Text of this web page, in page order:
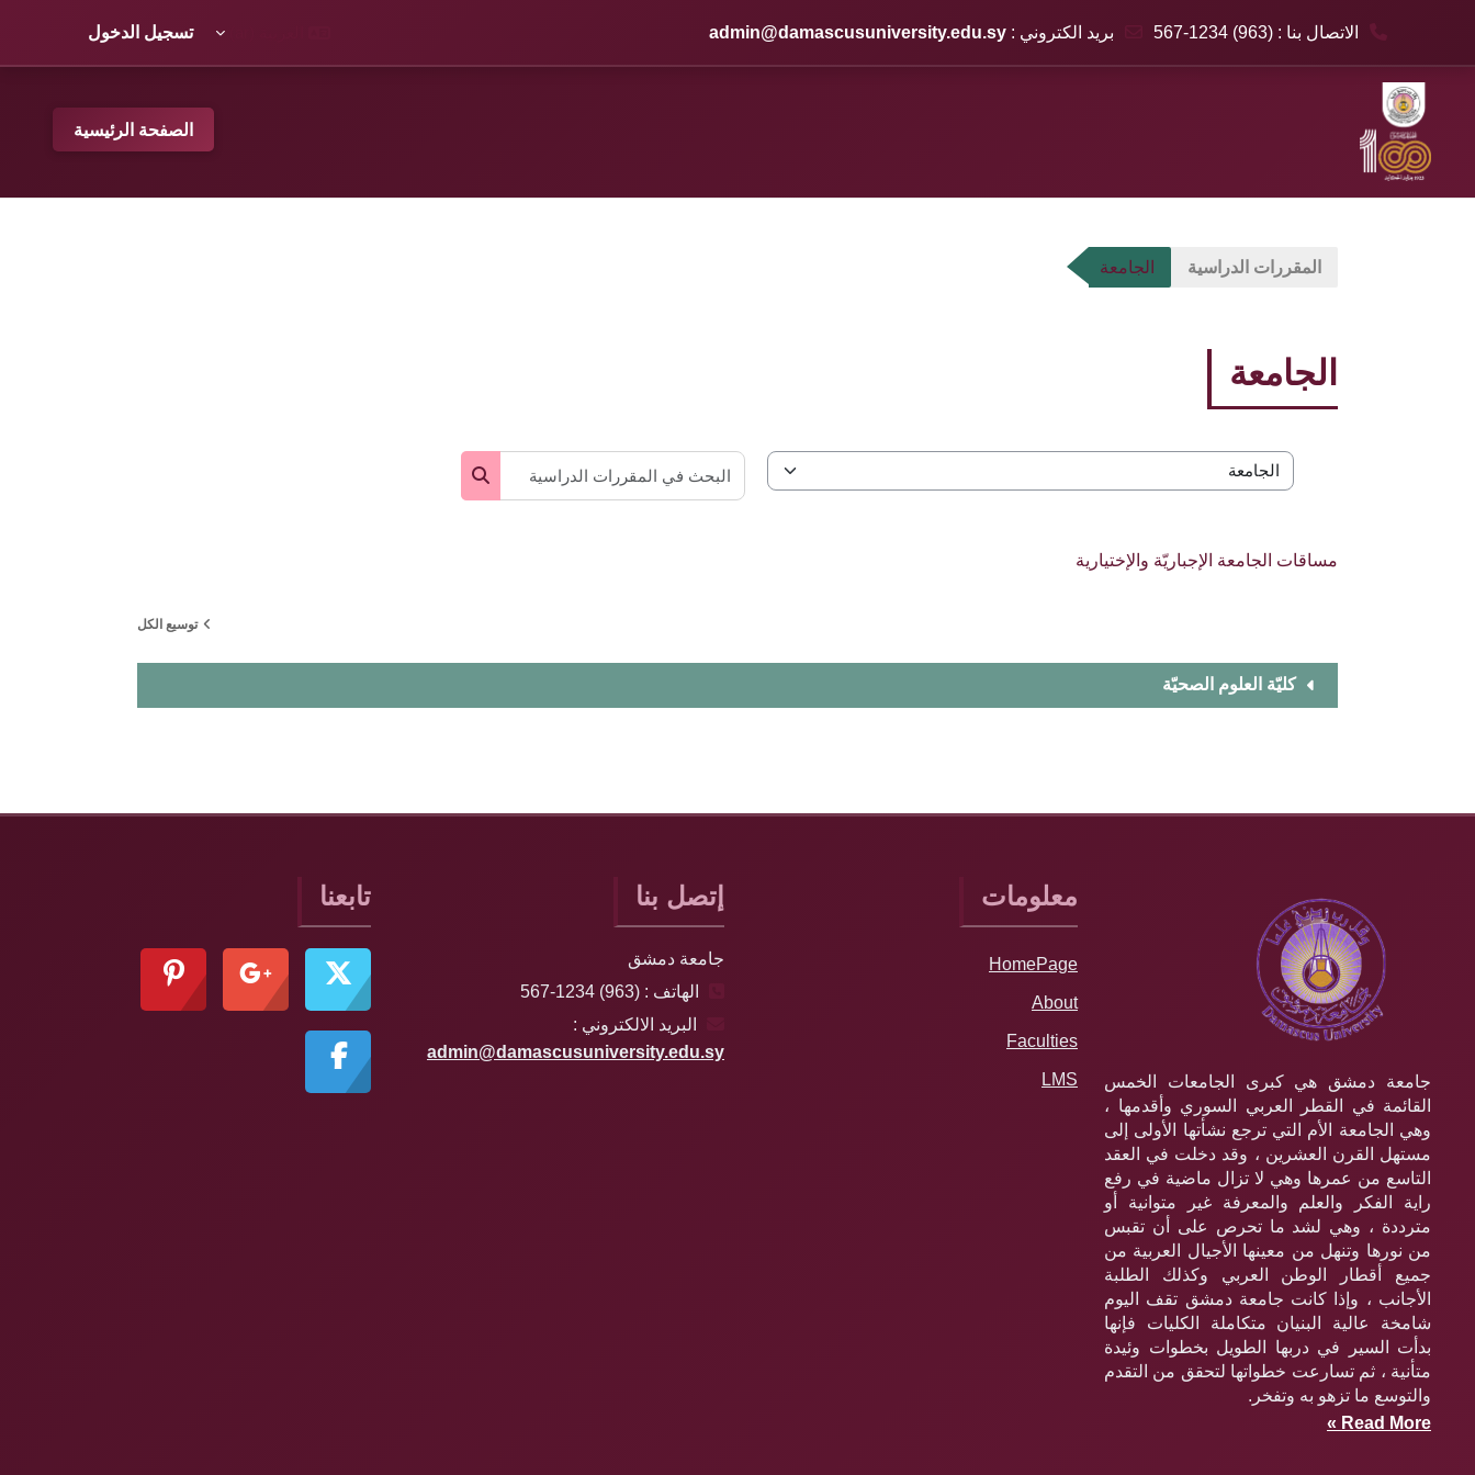
تخطى إلى المحتوى الرئيسي
الاتصال بنا : (963) 1234-567 بريد الكتروني : admin@damascusuniversity.edu.sy تسجيل الدخول
الصفحة الرئيسية
المقررات الدراسية الجامعة
الجامعة
تصنيفات المقررات
البحث في المقررات الدراسية
البحث في المقررات الدراسية
مساقات الجامعة الإجباريّة والإختيارية
توسيع الكل
كليّة العلوم الصحيّة
جامعة دمشق هي كبرى الجامعات الخمس
القائمة في القطر العربي السوري وأقدمها ،
وهي الجامعة الأم التي ترجع نشأتها الأولى إلى
مستهل القرن العشرين ، وقد دخلت في العقد
التاسع من عمرها وهي لا تزال ماضية في رفع
راية الفكر والعلم والمعرفة غير متوانية أو
مترددة ، وهي لشد ما تحرص على أن تقبس
من نورها وتنهل من معينها الأجيال العربية من
جميع أقطار الوطن العربي وكذلك الطلبة
الأجانب ، وإذا كانت جامعة دمشق تقف اليوم
شامخة عالية البنيان متكاملة الكليات فإنها
بدأت السير في دربها الطويل بخطوات وئيدة
متأنية ، ثم تسارعت خطواتها لتحقق من التقدم
والتوسع ما تزهو به وتفخر.
Read More »
معلومات
HomePage
About
Faculties
LMS
إتصل بنا
جامعة دمشق
الهاتف : (963) 1234-567
البريد الالكتروني :
admin@damascusuniversity.edu.sy
تابعنا